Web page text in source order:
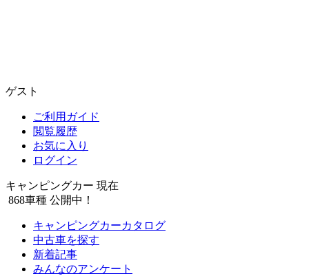
ゲスト
ご利用ガイド
閲覧履歴
お気に入り
ログイン
キャンピングカー 現在
868車種 公開中！
キャンピングカーカタログ
中古車を探す
新着記事
みんなのアンケート